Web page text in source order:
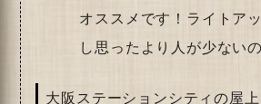
オススメです！ライトア
し思ったより人が少ない
大阪ステーションシティの屋上